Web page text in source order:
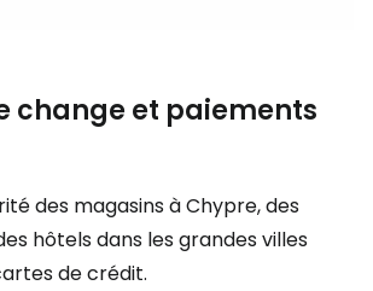
change et paiements
des magasins à Chypre, des
hôtels dans les grandes villes
de crédit.